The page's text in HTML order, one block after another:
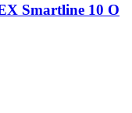
Smartline 10 O